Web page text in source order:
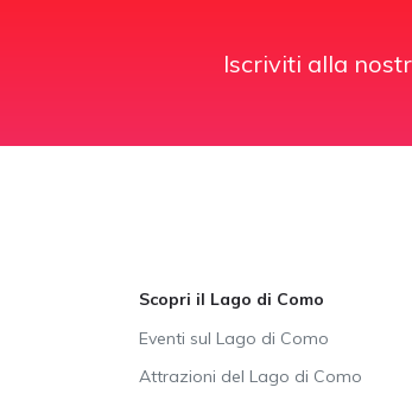
Iscriviti alla
Scopri il Lago di Como
Eventi sul Lago di Como
Attrazioni del Lago di Como